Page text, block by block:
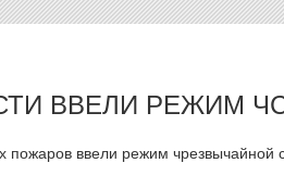
ВВЕЛИ РЕЖИМ
ввели режим чрезвычайной